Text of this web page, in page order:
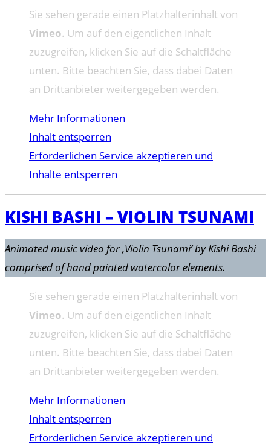
Sie sehen gerade einen Platzhalterinhalt von
Vimeo. Um auf den eigentlichen Inhalt
zuzugreifen, klicken Sie auf die Schaltfläche
unten. Bitte beachten Sie, dass dabei Daten
an Drittanbieter weitergegeben werden.
Mehr Informationen
Inhalt entsperren
Erforderlichen Service akzeptieren und
Inhalte entsperren
KISHI BASHI – VIOLIN TSUNAMI
Animated music video for ‚Violin Tsunami‘ by Kishi Bashi
comprised of hand painted watercolor elements.
Sie sehen gerade einen Platzhalterinhalt von
Vimeo. Um auf den eigentlichen Inhalt
zuzugreifen, klicken Sie auf die Schaltfläche
unten. Bitte beachten Sie, dass dabei Daten
an Drittanbieter weitergegeben werden.
Mehr Informationen
Inhalt entsperren
Erforderlichen Service akzeptieren und